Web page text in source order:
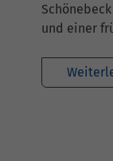
und einer